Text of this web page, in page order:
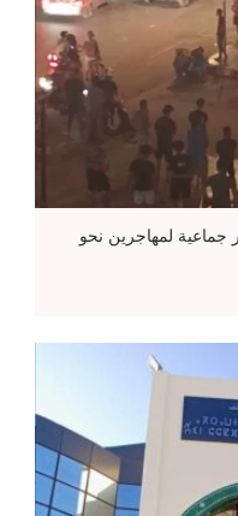
جماعية لمهاجرين نحو